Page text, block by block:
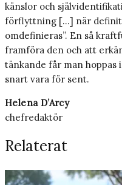
känslor och
förflyttning […] när
omdefinieras”. En så
framföra den och att
tänkande får man
snart vara för sent.
Helena D’Arcy
chefredaktör
Relaterat